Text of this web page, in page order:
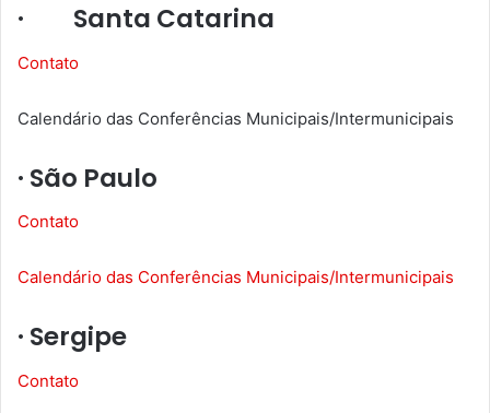
· Santa Catarina
Contato
Calendário das Conferências Municipais/Intermunicipais
· São Paulo
Contato
Calendário das Conferências Municipais/Intermunicipais
· Sergipe
Contato